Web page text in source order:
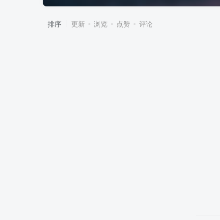
排序 更新 浏览 点赞 评论